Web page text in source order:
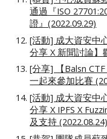
通過『ISO
證』(2022.09.29)
[活動] 成大資安中
分享 X 新聞討論】
[分享] 【Balsn
一起來參加比賽
[活動] 成大資安中
分享 X IPFS X
及支持 (2022.08.24)